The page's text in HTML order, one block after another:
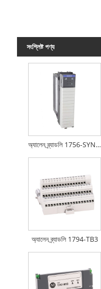
সংশ্লিষ্ট পণ্য
অ্যালেন ব্র্যাডলি 1756-SYNCH
অ্যালেন ব্র্যাডলি 1794-TB3